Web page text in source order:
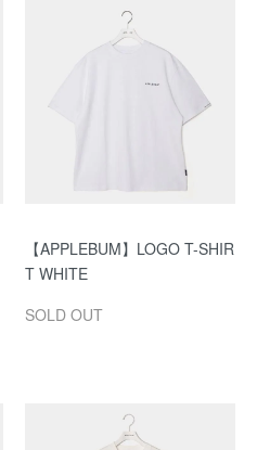
【APPLEBUM】LOGO T-SHIR
T WHITE
SOLD OUT